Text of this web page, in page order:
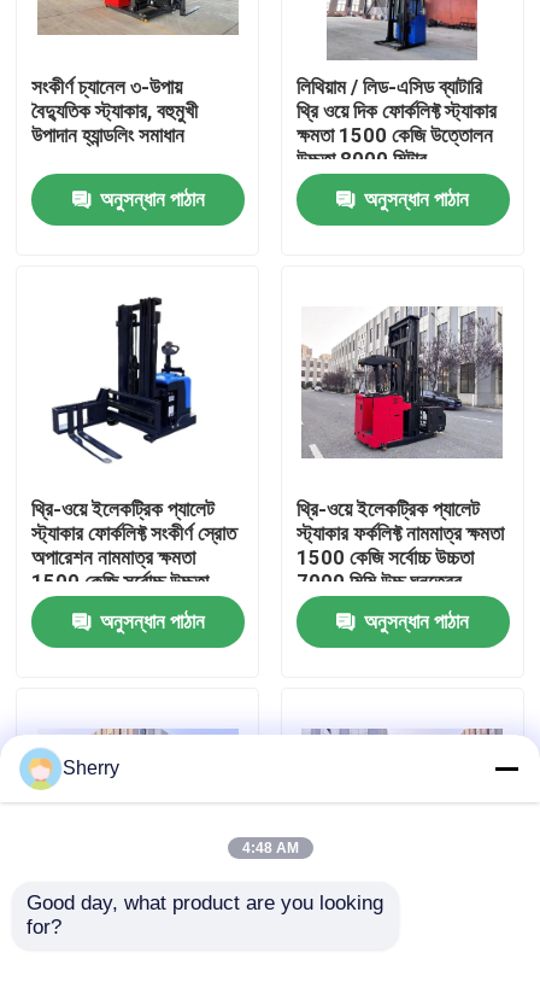
ভিডিও
আমাদের সম্পর্কে
কারখানা ভ্রমণ
যোগাযোগ করুন
ব্লগ
সংকীর্ণ চ্যানেল ৩-উপায়
বৈদ্যুতিক স্ট্যাকার, বহুমুখী
উপাদান হ্যান্ডলিং সমাধান
অনুসন্ধান পাঠান
লিথিয়াম / লিড-এসিড ব্যাটারি
থ্রি ওয়ে দিক ফোর্কলিফ্ট স্ট্যাকার
ক্ষমতা 1500 কেজি উত্তোলন
উচ্চতা 8000 মিটার
অনুসন্ধান পাঠান
থ্রি-ওয়ে ইলেকট্রিক প্যালেট
স্ট্যাকার ফোর্কলিফ্ট সংকীর্ণ স্রোত
অপারেশন নামমাত্র ক্ষমতা
1500 কেজি সর্বোচ্চ উচ্চতা
7000 মিমি উচ্চ ঘনত্বের
স্টোরেজ পরিবেশঅনুসন্ধান পাঠান
থ্রি-ওয়ে ইলেকট্রিক প্যালেট
স্ট্যাকার ফর্কলিফ্ট নামমাত্র ক্ষমতা
1500 কেজি সর্বোচ্চ উচ্চতা
7000 মিমি উচ্চ ঘনত্বের
স্টোরেজ পরিবেশ
অনুসন্ধান পাঠান
বৈদ্যুতিক প্যালেট স্ট্যাকার
Sherry
4:48 AM
Good day, what product are you looking
for?